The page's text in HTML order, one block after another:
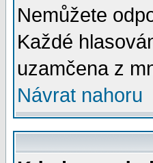
Nemůžete
Každé
uzamčena z
Návrat nahoru